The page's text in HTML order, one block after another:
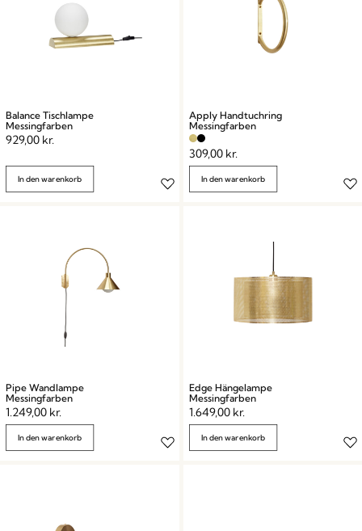
Balance Tischlampe
Messingfarben
929,00 kr.
In den warenkorb
Apply Handtuchring
Messingfarben
309,00 kr.
In den warenkorb
Pipe Wandlampe
Messingfarben
1.249,00 kr.
In den warenkorb
Edge Hängelampe
Messingfarben
1.649,00 kr.
In den warenkorb